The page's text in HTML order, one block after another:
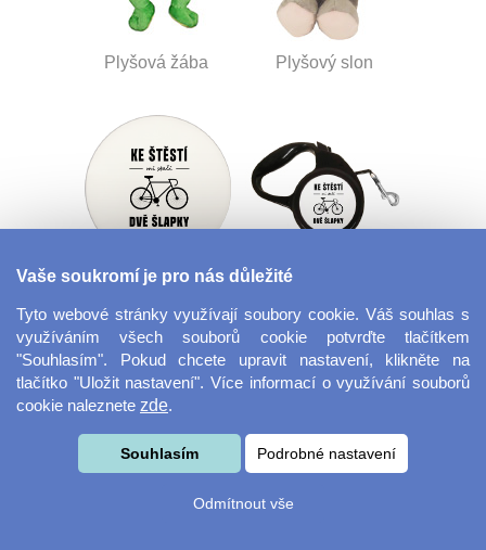
Plyšová žába Plyšový slon
Tácek na nápoje
kulatý
Vaše soukromí je pro nás důležité
Tyto webové stránky využívají soubory cookie. Váš souhlas s
využíváním všech souborů cookie potvrďte tlačítkem
"Souhlasím". Pokud chcete upravit nastavení, klikněte na
tlačítko "Uložit nastavení". Více informací o využívání souborů
cookie naleznete zde.
Souhlasím Podrobné nastavení
Odmítnout vše